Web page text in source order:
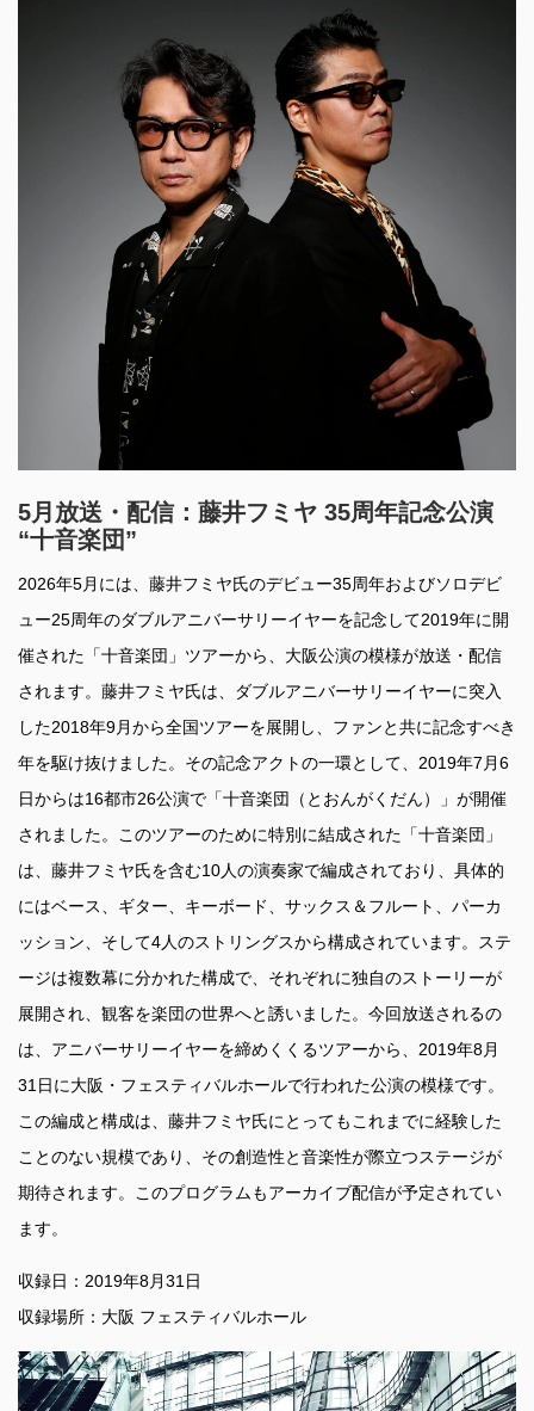
5月放送・配信：藤井フミヤ 35周年記念公演
“十音楽団”
2026年5月には、藤井フミヤ氏のデビュー35周年およびソロデビ
ュー25周年のダブルアニバーサリーイヤーを記念して2019年に開
催された「十音楽団」ツアーから、大阪公演の模様が放送・配信
されます。藤井フミヤ氏は、ダブルアニバーサリーイヤーに突入
した2018年9月から全国ツアーを展開し、ファンと共に記念すべき
年を駆け抜けました。その記念アクトの一環として、2019年7月6
日からは16都市26公演で「十音楽団（とおんがくだん）」が開催
されました。このツアーのために特別に結成された「十音楽団」
は、藤井フミヤ氏を含む10人の演奏家で編成されており、具体的
にはベース、ギター、キーボード、サックス＆フルート、パーカ
ッション、そして4人のストリングスから構成されています。ステ
ージは複数幕に分かれた構成で、それぞれに独自のストーリーが
展開され、観客を楽団の世界へと誘いました。今回放送されるの
は、アニバーサリーイヤーを締めくくるツアーから、2019年8月
31日に大阪・フェスティバルホールで行われた公演の模様です。
この編成と構成は、藤井フミヤ氏にとってもこれまでに経験した
ことのない規模であり、その創造性と音楽性が際立つステージが
期待されます。このプログラムもアーカイブ配信が予定されてい
ます。
収録日：2019年8月31日
収録場所：大阪 フェスティバルホール